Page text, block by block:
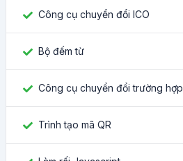
Công cụ chuyển đổi ICO
Bộ đếm từ
Công cụ chuyển đổi trường hợp
Trình tạo mã QR